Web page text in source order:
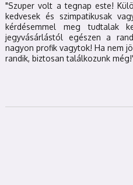
"Szuper volt a tegnap este!
kedvesek és szimpatikusak
kérdésemmel meg tudtalak
jegyvásárlástól egészen a
nagyon profik vagytok! Ha nem
randik, biztosan találkozunk